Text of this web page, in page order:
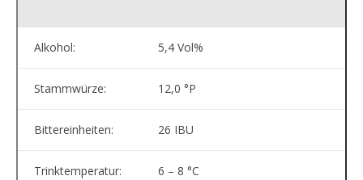
Alkohol: 5,4 Vol%
Stammwürze: 12,0 °P
Bittereinheiten: 26 IBU
Trinktemperatur: 6 – 8 °C